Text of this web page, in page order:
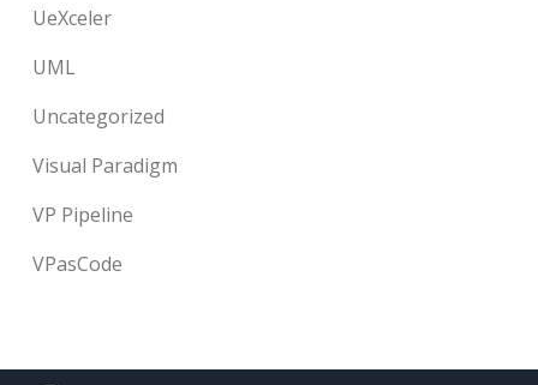
UeXceler
UML
Uncategorized
Visual Paradigm
VP Pipeline
VPasCode